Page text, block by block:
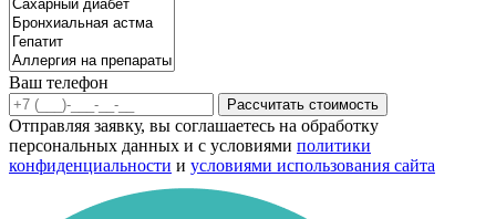
Ваш телефон
Рассчитать стоимость
Отправляя заявку, вы соглашаетесь на обработку
персональных данных и с условиями политики
конфиденциальности и условиями использования сайта